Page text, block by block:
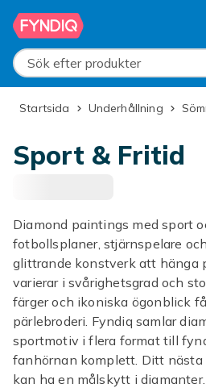
Hoppa till huvudinnehållet
Sök efter produkter
Startsida Underhållning
Sport & Fritid
Diamond paintings med sport
fotbollsplaner, stjärnspelare
glittrande konstverk att hänga
varierar i svårighetsgrad och
färger och ikoniska ögonblick
pärlebroderi. Fyndiq samlar
sportmotiv i flera format till
fanhörnan komplett. Ditt nästa
kan ha en målskytt i